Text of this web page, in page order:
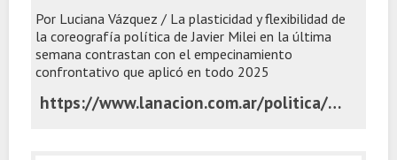
Por Luciana Vázquez / La plasticidad y flexibilidad de
la coreografía política de Javier Milei en la última
semana contrastan con el empecinamiento
confrontativo que aplicó en todo 2025
https://www.lanacion.com.ar/politica/el-volantazo-salvador-como-nueva-categoria-politica-nid04112025/